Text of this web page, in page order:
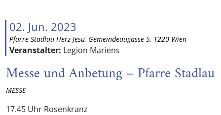
02. Jun. 2023
Pfarre Stadlau Herz Jesu, Gemeindeaugasse 5, 1220 Wien
Veranstalter: Legion Mariens
Messe und Anbetung – Pfarre Stadlau
MESSE
17.45 Uhr Rosenkranz